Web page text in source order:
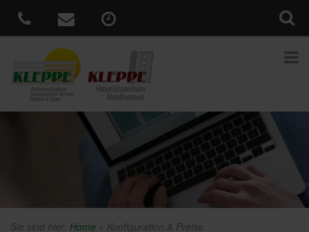
Sie sind hier: Home » Konfiguration & Preise